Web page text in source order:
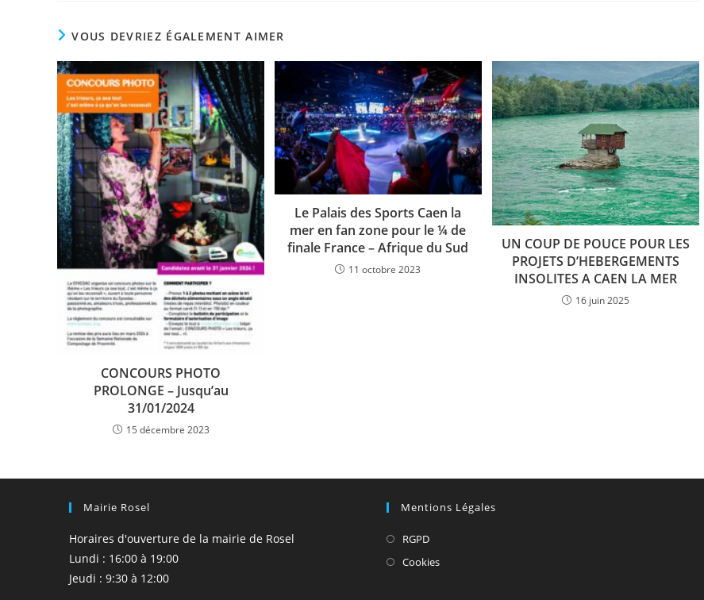
VOUS DEVRIEZ ÉGALEMENT AIMER
CONCOURS PHOTO
PROLONGE – Jusqu’au
31/01/2024
15 décembre 2023
Le Palais des Sports Caen la
mer en fan zone pour le ¼ de
finale France – Afrique du Sud
11 octobre 2023
UN COUP DE POUCE POUR LES
PROJETS D’HEBERGEMENTS
INSOLITES A CAEN LA MER
16 juin 2025
Mairie Rosel
Horaires d'ouverture de la mairie de Rosel
Lundi : 16:00 à 19:00
Jeudi : 9:30 à 12:00
Mentions Légales
RGPDS’ouvre
dans
CookiesS’ouvre